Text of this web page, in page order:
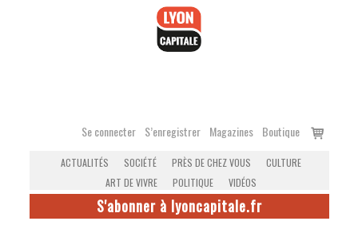
Se connecter S’enregistrer Magazines Boutique
Voir
ACTUALITÉS SOCIÉTÉ PRÈS DE CHEZ VOUS
CULTURE
ART DE VIVRE
POLITIQUE VIDÉOS
S'abonner à lyoncapitale.fr